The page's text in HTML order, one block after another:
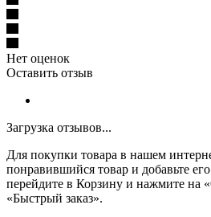
Нет оценок
Оставить отзыв
Загрузка отзывов...
Для покупки товара в нашем
понравившийся товар и добавьте
перейдите в Корзину и нажмите на
«Быстрый заказ».